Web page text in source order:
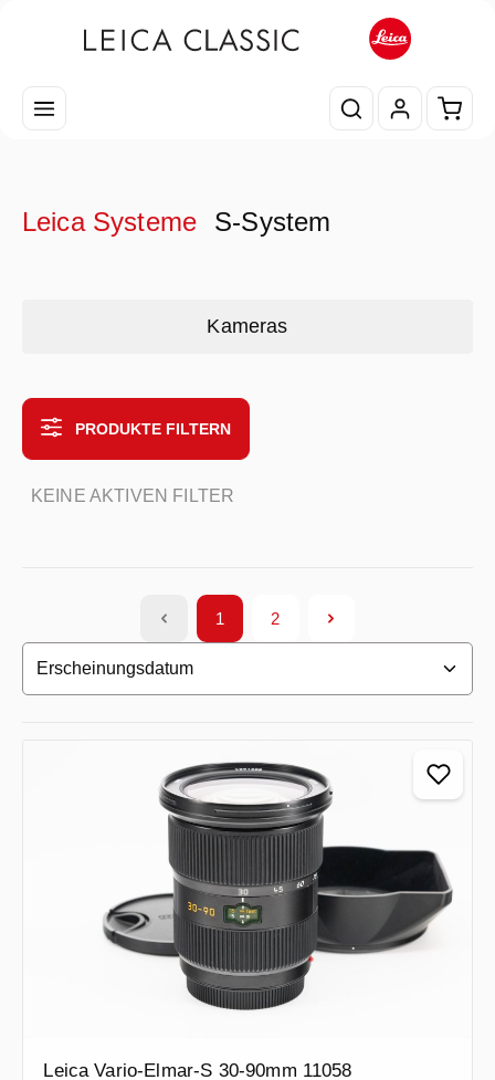
Leica Systeme S-System
Kameras
PRODUKTE FILTERN
KEINE AKTIVEN FILTER
Seite
1
Seite
2
Leica Vario-Elmar-S 30-90mm 11058